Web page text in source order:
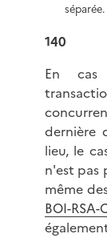
séparée.
140
En cas
dernière
lieu, le
n'est pas
même
BOI-RSA-